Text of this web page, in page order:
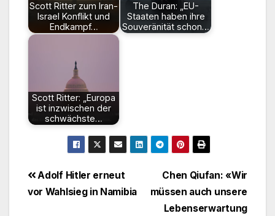
Scott Ritter zum Iran-
Israel Konflikt und
Endkampf…
The Duran: „EU-
Staaten haben ihre
Souveränität schon…
Scott Ritter: „Europa
ist inzwischen der
schwächste…
BeitragsnavigationChen Qiufan: «Wir
müssen auch unsere
Lebenserwartung
Adolf Hitler erneut
vor Wahlsieg in Namibia